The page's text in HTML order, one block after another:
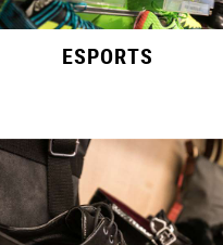
ESPORTS